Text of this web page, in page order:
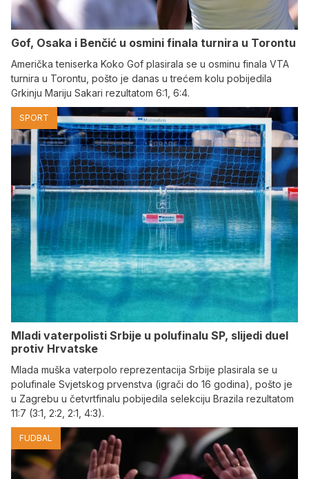
Gof, Osaka i Benčić u osmini finala turnira u Torontu
Američka teniserka Koko Gof plasirala se u osminu finala VTA
turnira u Torontu, pošto je danas u trećem kolu pobijedila
Grkinju Mariju Sakari rezultatom 6:1, 6:4.
SPORT
Mladi vaterpolisti Srbije u polufinalu SP, slijedi duel
protiv Hrvatske
Mlada muška vaterpolo reprezentacija Srbije plasirala se u
polufinale Svjetskog prvenstva (igrači do 16 godina), pošto je
u Zagrebu u četvrtfinalu pobijedila selekciju Brazila rezultatom
11:7 (3:1, 2:2, 2:1, 4:3).
FUDBAL